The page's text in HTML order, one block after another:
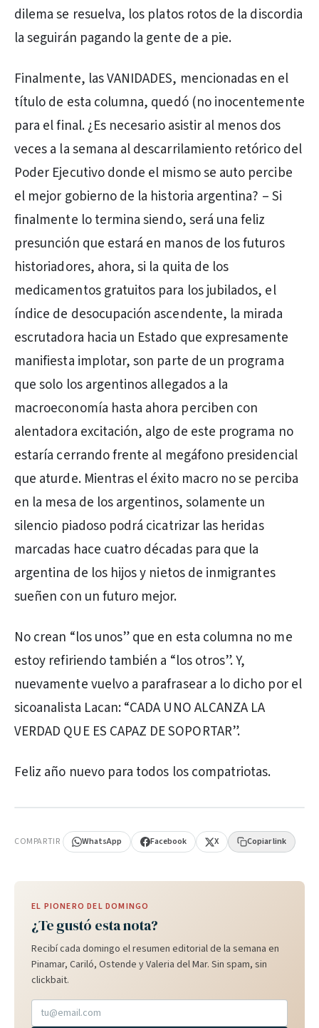
dilema se resuelva, los platos rotos de la discordia
la seguirán pagando la gente de a pie.
Finalmente, las VANIDADES, mencionadas en el
título de esta columna, quedó (no inocentemente
para el final. ¿Es necesario asistir al menos dos
veces a la semana al descarrilamiento retórico del
Poder Ejecutivo donde el mismo se auto percibe
el mejor gobierno de la historia argentina? – Si
finalmente lo termina siendo, será una feliz
presunción que estará en manos de los futuros
historiadores, ahora, si la quita de los
medicamentos gratuitos para los jubilados, el
índice de desocupación ascendente, la mirada
escrutadora hacia un Estado que expresamente
manifiesta implotar, son parte de un programa
que solo los argentinos allegados a la
macroeconomía hasta ahora perciben con
alentadora excitación, algo de este programa no
estaría cerrando frente al megáfono presidencial
que aturde. Mientras el éxito macro no se perciba
en la mesa de los argentinos, solamente un
silencio piadoso podrá cicatrizar las heridas
marcadas hace cuatro décadas para que la
argentina de los hijos y nietos de inmigrantes
sueñen con un futuro mejor.
No crean “los unos” que en esta columna no me
estoy refiriendo también a “los otros”. Y,
nuevamente vuelvo a parafrasear a lo dicho por el
sicoanalista Lacan: “CADA UNO ALCANZA LA
VERDAD QUE ES CAPAZ DE SOPORTAR”.
Feliz año nuevo para todos los compatriotas.
COMPARTIR WhatsApp Facebook X Copiar link
EL PIONERO DEL DOMINGO
¿Te gustó esta nota?
Recibí cada domingo el resumen editorial de la semana en
Pinamar, Cariló, Ostende y Valeria del Mar. Sin spam, sin
clickbait.